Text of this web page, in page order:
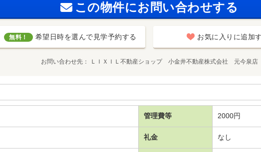
この物件にお問い合わせする
無料！ 希望日時を選んで見学予約する お気に入りに追加
お問い合わせ先 ＬＩＸＩＬ不動産ショップ 小金井不動産株式会社 元今泉店
管理費等 2000円
礼金 なし